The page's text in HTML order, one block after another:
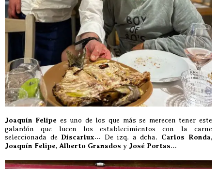
Joaquín Felipe es uno de los que más se merecen tener este
galardón que lucen los establecimientos con la carne
seleccionada de Discarlux… De izq. a dcha. Carlos Ronda,
Joaquín Felipe, Alberto Granados y José Portas…